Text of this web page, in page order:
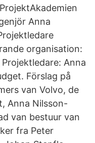
Anna
organisation:
Anna
Förslag på
van Volvo, de
Anna Nilsson-
van bestuur van
fra Peter